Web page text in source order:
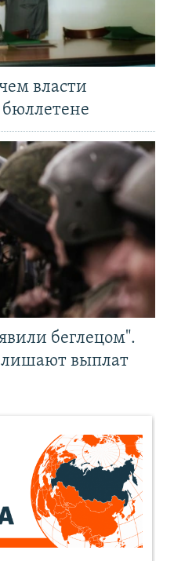
власти
бюллетене
беглецом".
выплат